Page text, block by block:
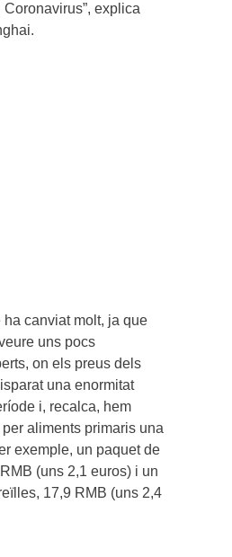
explica
canviat molt, ja que
uns pocs
on els preus dels
una enormitat
i, recalca, hem
aliments primaris una
exemple, un paquet de
(uns 2,1 euros) i un
17,9 RMB (uns 2,4